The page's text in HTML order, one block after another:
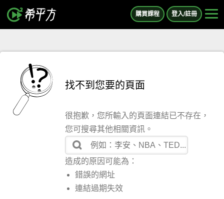
購買課程 登入/註冊
找不到您要的頁面
很抱歉，您所輸入的頁面連結已不存在，
您可搜尋其他相關資訊。
造成的原因可能為：
錯誤的網址
連結過期失效